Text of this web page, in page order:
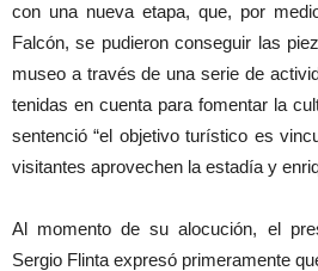
con una nueva etapa, que, por
Falcón, se pudieron conseguir las
museo a través de una serie de
tenidas en cuenta para fomentar la
sentenció “el objetivo turístico es
visitantes aprovechen la estadía y
Al momento de su alocución, el
Sergio Flinta expresó primeramente